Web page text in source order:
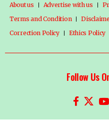
About us Advertise with us
Terms and Condition
Correction Policy
Ethics Policy
Follow Us